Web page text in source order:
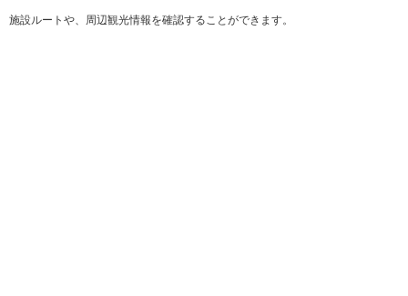
施設ルートや、周辺観光情報を確認することができます。